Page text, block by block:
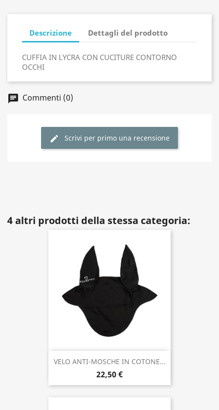
Descrizione Dettagli del prodotto
CUFFIA IN LYCRA CON CUCITURE CONTORNO
OCCHI
Commenti (0)
Scrivi per primo una recensione
4 altri prodotti della stessa categoria:
VELO ANTI-MOSCHE IN COTONE...
22,50 €